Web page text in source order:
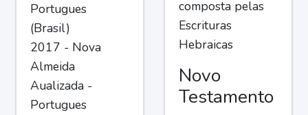
Portugues
(Brasil)
2017 - Nova
Almeida
Aualizada -
Portugues
composta pelas
Escrituras
Hebraicas
Novo
Testamento